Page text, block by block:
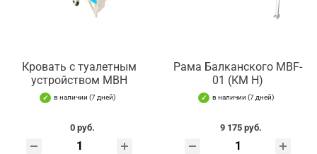
Кровать с туалетным
устройством MBН
в наличии (7 дней)
0 руб.
Рама Балканского MBF-
01 (КМ Н)
в наличии (7 дней)
9 175 руб.